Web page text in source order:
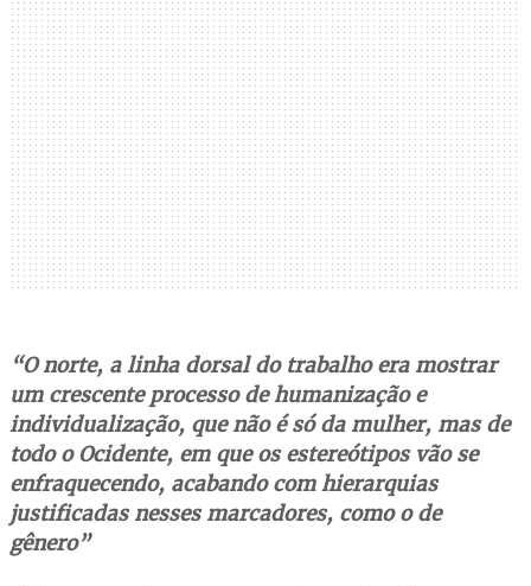
“O norte, a linha dorsal do trabalho era mostrar
um crescente processo de humanização e
individualização, que não é só da mulher, mas de
todo o Ocidente, em que os estereótipos vão se
enfraquecendo, acabando com hierarquias
justificadas nesses marcadores, como o de
gênero”